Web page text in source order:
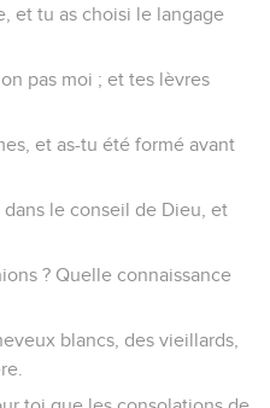
et tu as choisi le langage
pas moi ; et tes lèvres
et as-tu été formé avant
le conseil de Dieu, et
? Quelle connaissance
blancs, des vieillards,